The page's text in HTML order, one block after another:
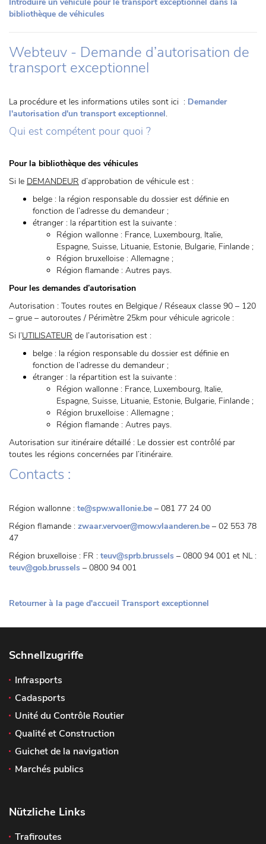
bibliothèque de véhicules
Webteuv - Demande d’autorisation de
transport exceptionnel
La procédure et les informations utiles sont ici : Demander
l'autorisation d'un transport exceptionnel.
Qui est compétent pour quoi ?
Pour la bibliothèque des véhicules
Si le DEMANDEUR d’approbation de véhicule est :
belge : la région responsable du dossier est définie en
fonction de l’adresse du demandeur ;
étranger : la répartition est la suivante :
Région wallonne : France, Luxembourg, Italie,
Espagne, Suisse, Lituanie, Estonie, Bulgarie, Finlande ;
Région bruxelloise : Allemagne ;
Région flamande : Autres pays.
Pour les demandes d’autorisation
Autorisation : Toutes routes en Belgique / Réseaux classe 90 – 120
– grue – autoroutes / Périmètre 25km pour véhicule agricole :
Si l’UTILISATEUR de l’autorisation est :
belge : la région responsable du dossier est définie en
fonction de l’adresse du demandeur ;
étranger : la répartition est la suivante :
Région wallonne : France, Luxembourg, Italie,
Espagne, Suisse, Lituanie, Estonie, Bulgarie, Finlande ;
Région bruxelloise : Allemagne ;
Région flamande : Autres pays.
Autorisation sur itinéraire détaillé : Le dossier est contrôlé par
toutes les régions concernées par l’itinéraire.
Contacts :
Région wallonne : te@spw.wallonie.be – 081 77 24 00
Région flamande : zwaar.vervoer@mow.vlaanderen.be – 02 553 78
47
Région bruxelloise : FR : teuv@sprb.brussels – 0800 94 001 et NL :
teuv@gob.brussels – 0800 94 001
Retourner à la page d'accueil Transport exceptionnel
Schnellzugriffe
Infrasports
Cadasports
Unité du Contrôle Routier
Qualité et Construction
Guichet de la navigation
Marchés publics
Nützliche Links
Trafiroutes